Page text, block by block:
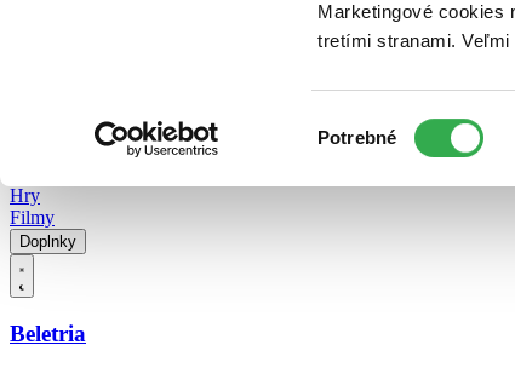
Marketingové cookies
tretími stranami.
súhlasu
Potrebné
Hry
Filmy
Doplnky
Beletria